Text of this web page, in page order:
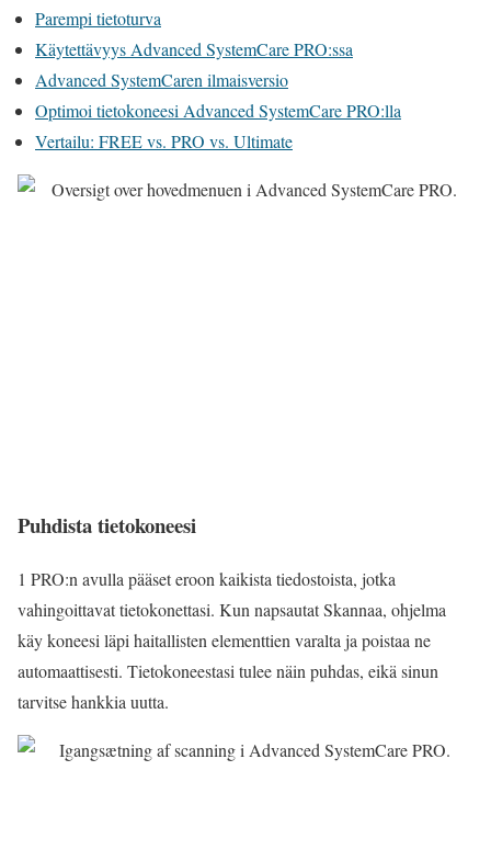
Parempi tietoturva
Käytettävyys Advanced SystemCare PRO:ssa
Advanced SystemCaren ilmaisversio
Optimoi tietokoneesi Advanced SystemCare PRO:lla
Vertailu: FREE vs. PRO vs. Ultimate
Puhdista tietokoneesi
1 PRO:n avulla pääset eroon kaikista tiedostoista, jotka
vahingoittavat tietokonettasi. Kun napsautat Skannaa, ohjelma
käy koneesi läpi haitallisten elementtien varalta ja poistaa ne
automaattisesti. Tietokoneestasi tulee näin puhdas, eikä sinun
tarvitse hankkia uutta.